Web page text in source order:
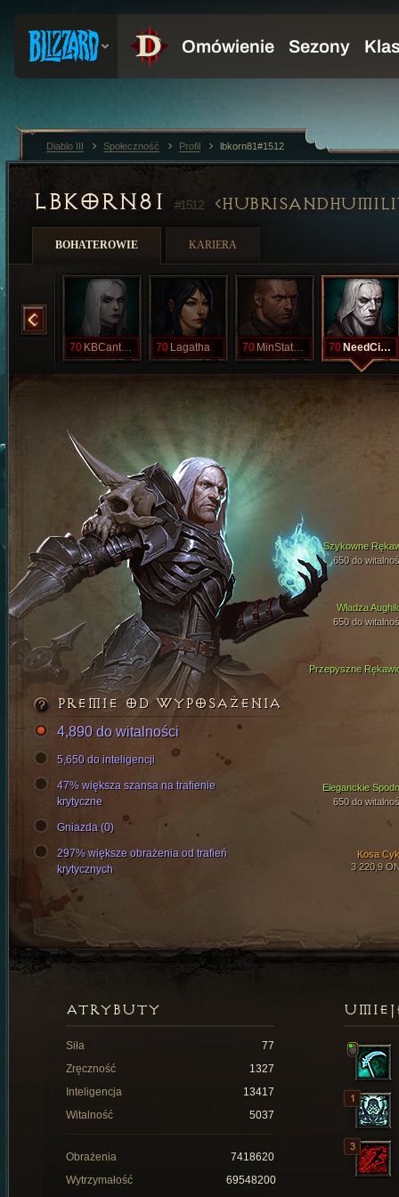
LBKORN81 #1512
BOHATEROWIE KARIERA
70 KBCantKillMe 70 Lagatha 70 MinStatOLORD 70 NeedCialis
Władza
650 do
Przepyszne
Szykowne
650 do
Eleganckie
650 do
Kosa
3 220,9
PREMIE OD WYPOSAŻENIA
4,890 do witalności
5,650 do inteligencji
47% większa szansa na trafienie
krytyczne
Gniazda (0)
297% większe obrażenia od trafień
krytycznych
ATRYBUTY
Siła
77
Zręczność
1327
Inteligencja
13417
Witalność
5037
Obrażenia
7418620
Wytrzymałość
69548200
Diablo III Społeczność Profil lbkorn81#1512